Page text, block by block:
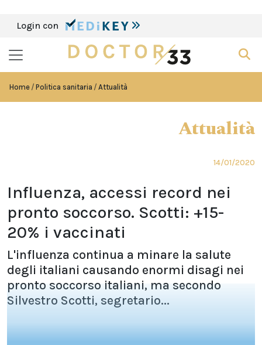
Login con
Home Politica sanitaria Attualità
Attualità
14/01/2020
Influenza, accessi record nei
pronto soccorso. Scotti: +15-
20% i vaccinati
L'influenza continua a minare la salute
degli italiani causando enormi disagi nei
pronto soccorso italiani, ma secondo
Silvestro Scotti, segretario...